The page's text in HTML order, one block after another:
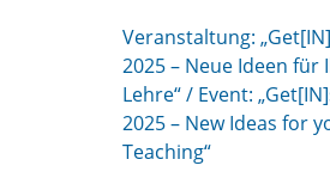
Veranstaltung:
2025 – Neue Ideen für
Lehre“ / Event:
2025 – New Ideas for
Teaching“